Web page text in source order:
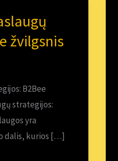
žvilgsnis
B2Bee
strategijos:
yra
dalis, kurios […]